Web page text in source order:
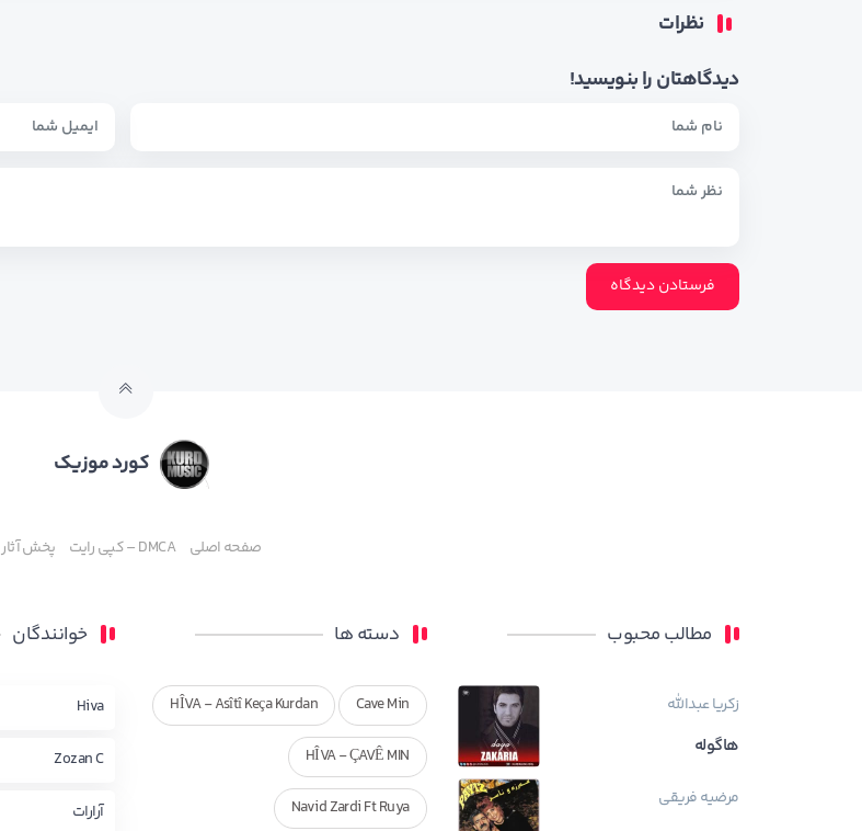
نظرات
دیدگاهتان را بنویسید!
کورد موزیک
صفحه اصلی DMCA – کپی رایت پخش آثار
مطالب محبوب
زکریا عبدالله
هاگوله
مرضیه فریقی
دسته ها
Cave Min
HÎVA - Asîtî Keça Kurdan
HÎVA - ÇAVÊ MIN
Navid Zardi Ft Ruya
خوانندگان
Hiva
Zozan C
آرارات